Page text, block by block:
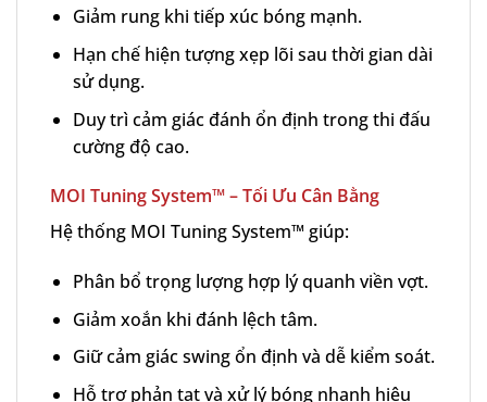
Giảm rung khi tiếp xúc bóng mạnh.
Hạn chế hiện tượng xẹp lõi sau thời gian dài
sử dụng.
Duy trì cảm giác đánh ổn định trong thi đấu
cường độ cao.
MOI Tuning System™ – Tối Ưu Cân Bằng
Hệ thống MOI Tuning System™ giúp:
Phân bổ trọng lượng hợp lý quanh viền vợt.
Giảm xoắn khi đánh lệch tâm.
Giữ cảm giác swing ổn định và dễ kiểm soát.
Hỗ trợ phản tạt và xử lý bóng nhanh hiệu